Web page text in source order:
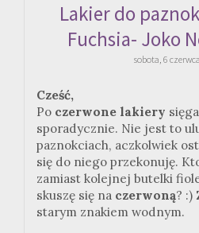
Lakier do
Fuchsia- Joko
sobota, 6
Cześć,
Po czerwone lakiery
sporadycznie. Nie jest to
paznokciach, aczkolwiek
się do niego przekonuję.
zamiast kolejnej butelki
skuszę się na czerwoną? :)
starym znakiem wodnym.